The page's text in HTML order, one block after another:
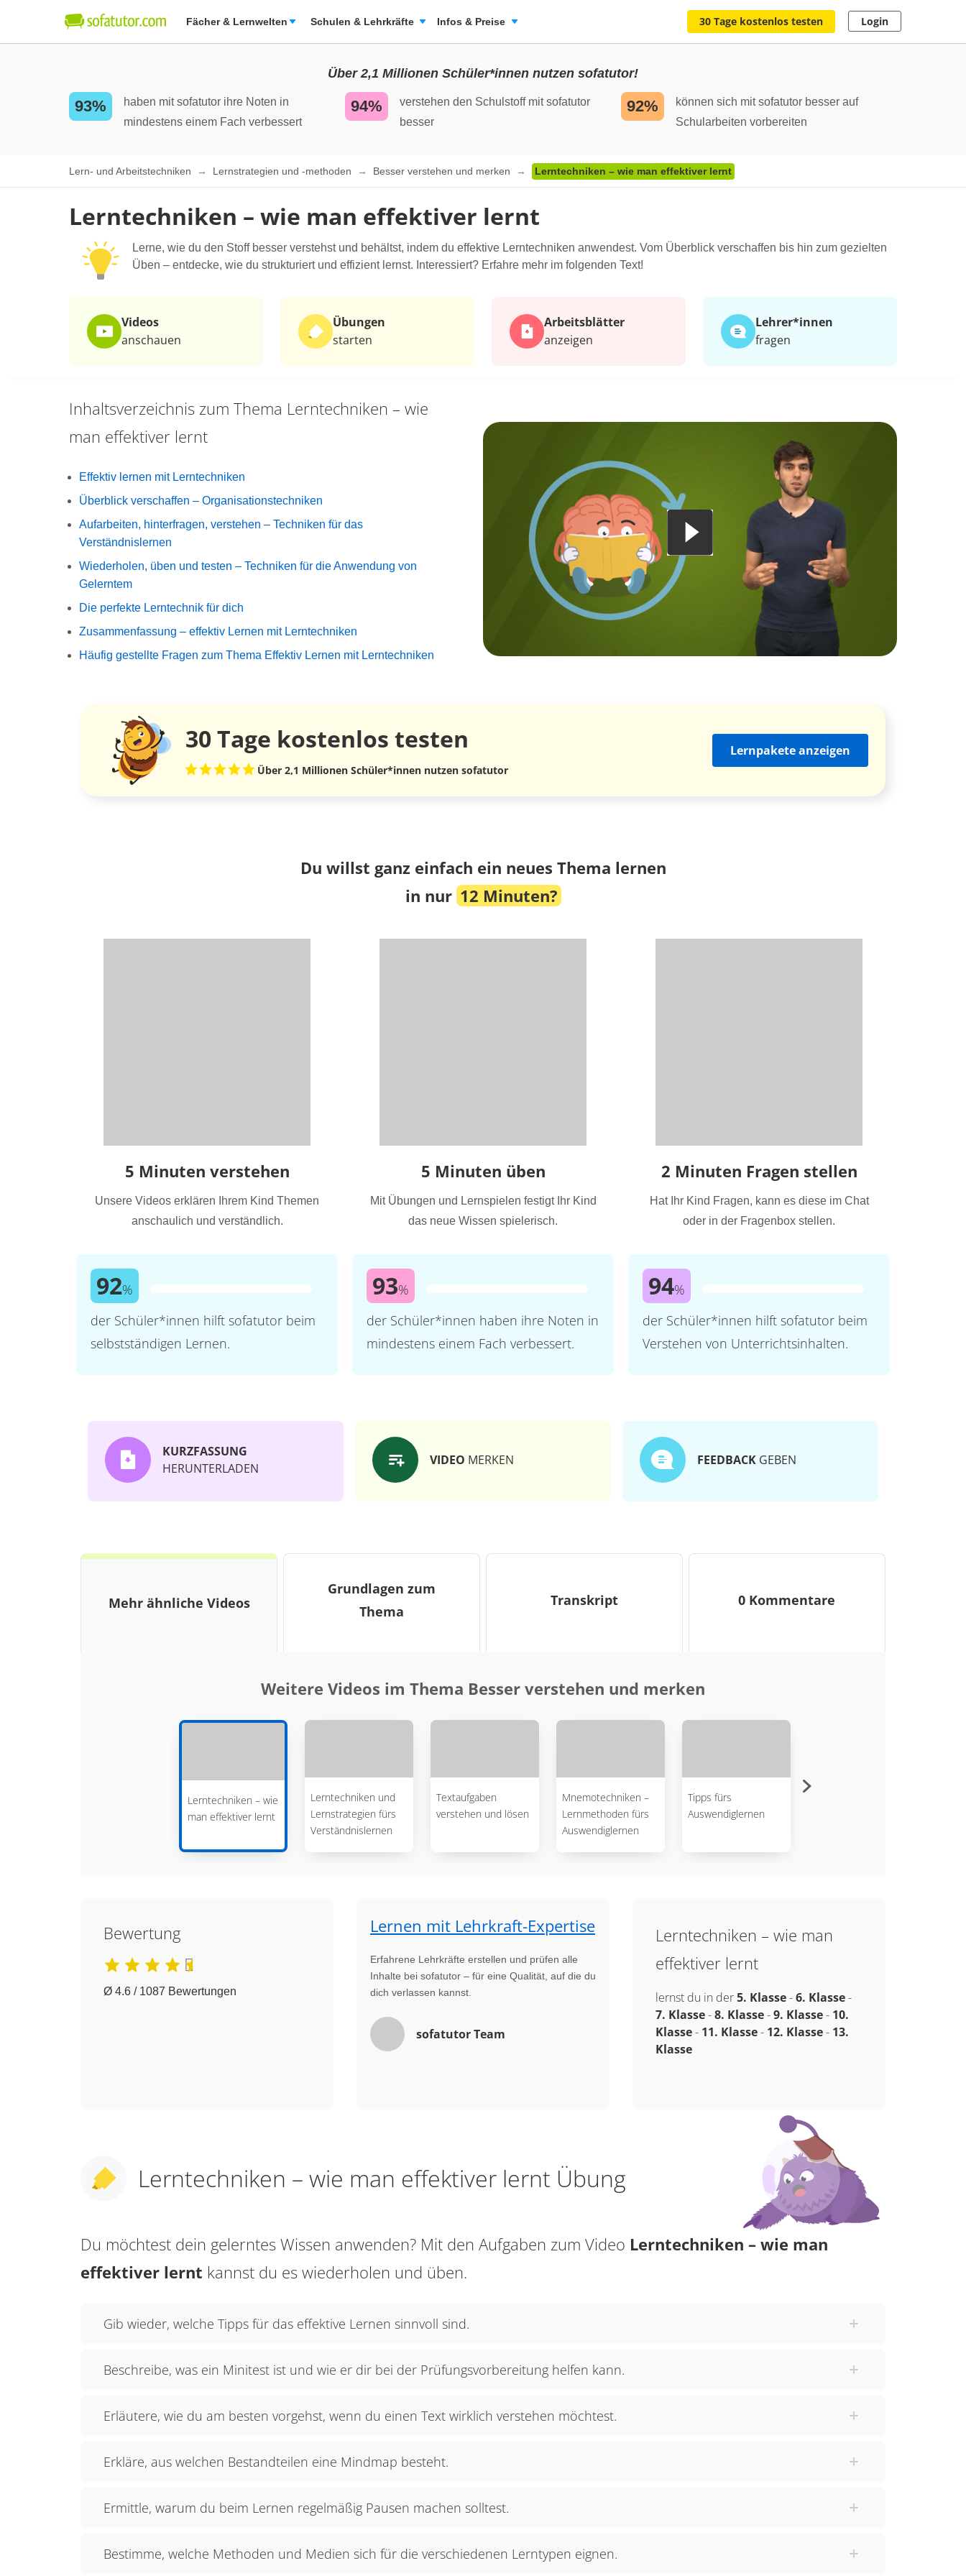
Fächer & Lernwelten Schulen & Lehrkräfte Infos & Preise 30 Tage kostenlos testen Login
Über 2,1 Millionen Schüler*innen nutzen sofatutor!
93%
haben mit sofatutor ihre Noten in
mindestens einem Fach verbessert
94%
verstehen den Schulstoff mit sofatutor
besser
92%
können sich mit sofatutor besser auf
Schularbeiten vorbereiten
Lern- und Arbeitstechniken Lernstrategien und -methoden Besser verstehen und merken Lerntechniken – wie man effektiver lernt
Lerntechniken – wie man effektiver lernt
Lerne, wie du den Stoff besser verstehst und behältst, indem du effektive Lerntechniken anwendest. Vom Überblick verschaffen bis hin zum gezielten
Üben – entdecke, wie du strukturiert und effizient lernst. Interessiert? Erfahre mehr im folgenden Text!
Videos
anschauen
Übungen
starten
Arbeits­blätter
anzeigen
Lehrer*​innen
fragen
Inhaltsverzeichnis zum Thema Lerntechniken – wie
man effektiver lernt
Effektiv lernen mit Lerntechniken
Überblick verschaffen – Organisationstechniken
Aufarbeiten, hinterfragen, verstehen – Techniken für das
Verständnislernen
Wiederholen, üben und testen – Techniken für die Anwendung von
Gelerntem
Die perfekte Lerntechnik für dich
Zusammenfassung – effektiv Lernen mit Lerntechniken
Häufig gestellte Fragen zum Thema Effektiv Lernen mit Lerntechniken
30 Tage kostenlos testen
Über 2,1 Millionen Schüler*innen nutzen sofatutor
Lernpakete anzeigen
Du willst ganz einfach ein neues Thema lernen
in nur 12 Minuten?
5 Minuten verstehen
Unsere Videos erklären Ihrem Kind Themen
anschaulich und verständlich.
92%
der Schüler*innen hilft sofatutor beim
selbstständigen Lernen.
5 Minuten üben
Mit Übungen und Lernspielen festigt Ihr Kind
das neue Wissen spielerisch.
93%
der Schüler*innen haben ihre Noten in
mindestens einem Fach verbessert.
2 Minuten Fragen stellen
Hat Ihr Kind Fragen, kann es diese im Chat
oder in der Fragenbox stellen.
94%
der Schüler*innen hilft sofatutor beim
Verstehen von Unterrichtsinhalten.
KURZFASSUNG
HERUNTERLADEN
VIDEO MERKEN FEEDBACK GEBEN
Mehr ähnliche Videos
Grundlagen zum
Thema
Transkript 0 Kommentare
Weitere Videos im Thema Besser verstehen und merken
Lerntechniken – wie
man effektiver lernt
Lerntechniken und
Lernstrategien fürs
Verständnislernen
Textaufgaben
verstehen und lösen
Mnemotechniken –
Lernmethoden fürs
Auswendiglernen
Tipps fürs
Auswendiglernen
Bewertung
Ø 4.6 / 1087 Bewertungen
Lernen mit Lehrkraft-Expertise
Erfahrene Lehrkräfte erstellen und prüfen alle
Inhalte bei sofatutor – für eine Qualität, auf die du
dich verlassen kannst.
sofatutor Team
Lerntechniken – wie man
effektiver lernt
lernst du in der5. Klasse-6. Klasse-
7. Klasse-8. Klasse-9. Klasse- 10.
Klasse- 11. Klasse- 12. Klasse- 13.
Klasse
Lerntechniken – wie man effektiver lernt Übung
Du möchtest dein gelerntes Wissen anwenden? Mit den Aufgaben zum Video Lerntechniken – wie man
effektiver lernt kannst du es wiederholen und üben.
Gib wieder, welche Tipps für das effektive Lernen sinnvoll sind.
Beschreibe, was ein Minitest ist und wie er dir bei der Prüfungsvorbereitung helfen kann.
Erläutere, wie du am besten vorgehst, wenn du einen Text wirklich verstehen möchtest.
Erkläre, aus welchen Bestandteilen eine Mindmap besteht.
Ermittle, warum du beim Lernen regelmäßig Pausen machen solltest.
Bestimme, welche Methoden und Medien sich für die verschiedenen Lerntypen eignen.